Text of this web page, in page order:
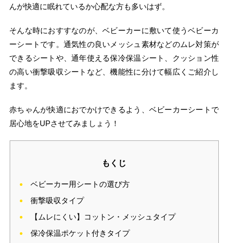
んが快適に眠れているか心配な方も多いはず。
そんな時におすすなのが、ベビーカーに敷いて使うベビーカ
ーシートです。通気性の良いメッシュ素材などのムレ対策が
できるシートや、通年使える保冷保温シート、クッション性
の高い衝撃吸収シートなど、機能性に分けて幅広くご紹介し
ます。
赤ちゃんが快適におでかけできるよう、ベビーカーシートで
居心地をUPさせてみましょう！
もくじ
ベビーカー用シートの選び方
衝撃吸収タイプ
【ムレにくい】コットン・メッシュタイプ
保冷保温ポケット付きタイプ